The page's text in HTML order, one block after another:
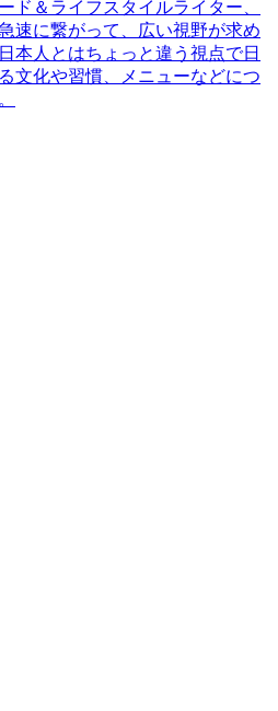
ド＆ライフスタイルライター、
速に繋がって、広い視野が求め
本人とはちょっと違う視点で日
文化や習慣、メニューなどにつ